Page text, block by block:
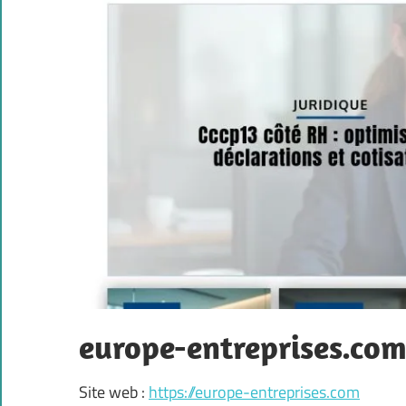
europe-entreprises.com
Site web : https://europe-entreprises.com